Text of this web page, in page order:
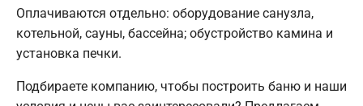
Оплачиваются отдельно: оборудование санузла,
котельной, сауны, бассейна; обустройство камина и
установка печки.
Подбираете компанию, чтобы построить баню и наши